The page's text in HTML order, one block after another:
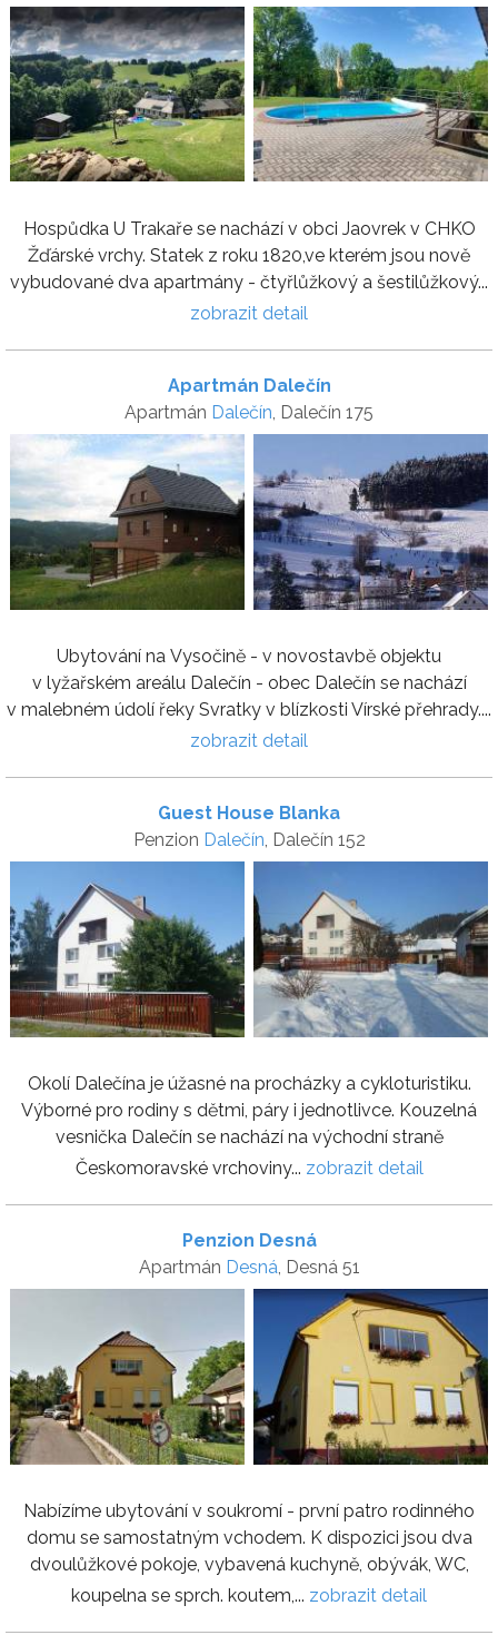
Hospůdka U Trakaře se nachází v obci Jaovrek v CHKO
Žďárské vrchy. Statek z roku 1820,ve kterém jsou nově
vybudované dva apartmány - čtyřlůžkový a šestilůžkový...
zobrazit detail
Apartmán Dalečín
Apartmán Dalečín , Dalečín 175
Ubytování na Vysočině - v novostavbě objektu
v lyžařském areálu Dalečín - obec Dalečín se nachází
v malebném údolí řeky Svratky v blízkosti Vírské přehrady....
zobrazit detail
Guest House Blanka
Penzion Dalečín , Dalečín 152
Okolí Dalečína je úžasné na procházky a cykloturistiku.
Výborné pro rodiny s dětmi, páry i jednotlivce. Kouzelná
vesnička Dalečín se nachází na východní straně
Českomoravské vrchoviny... zobrazit detail
Penzion Desná
Apartmán Desná, Desná 51
Nabízíme ubytování v soukromí - první patro rodinného
domu se samostatným vchodem. K dispozici jsou dva
dvoulůžkové pokoje, vybavená kuchyně, obývák, WC,
koupelna se sprch. koutem,... zobrazit detail